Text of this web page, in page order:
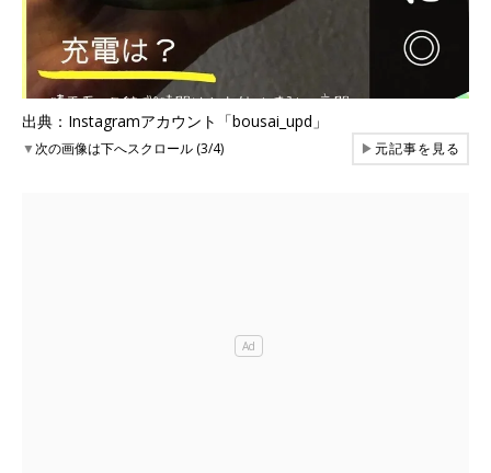
出典：Instagramアカウント「bousai_upd」
▼次の画像は下へスクロール (3/4) ▶元記事を見る